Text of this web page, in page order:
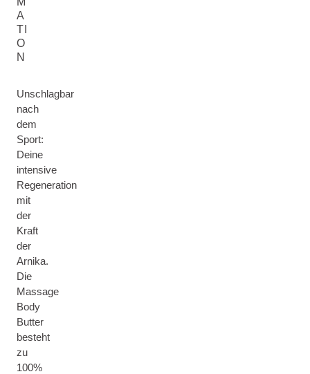
A
TI
O
N
Unschlagbar
nach
dem
Sport:
Deine
intensive
Regeneration
mit
der
Kraft
der
Arnika.
Die
Massage
Body
Butter
besteht
zu
100%